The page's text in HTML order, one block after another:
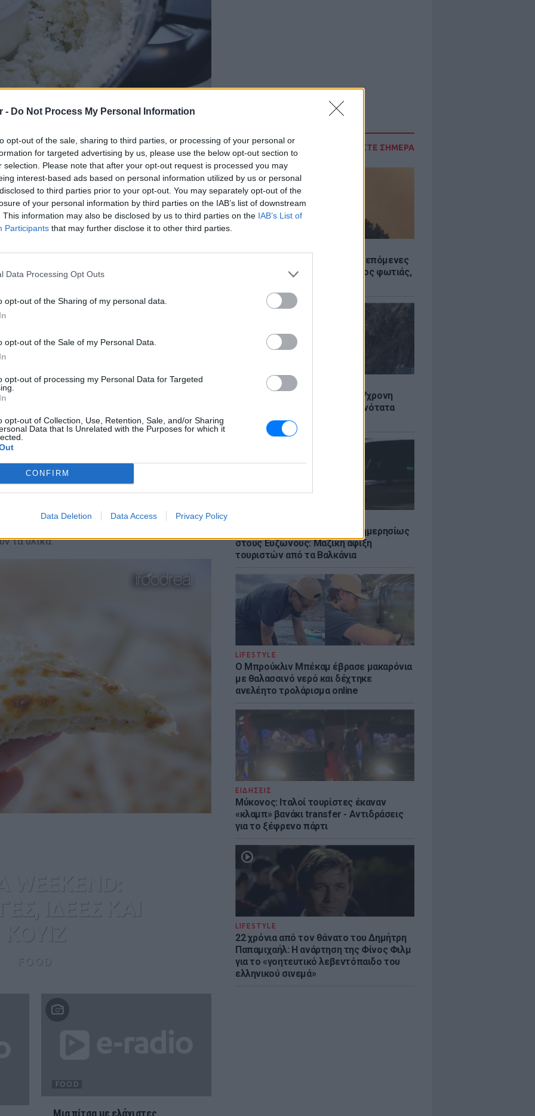
- Do Not Process My Personal Information
opt-out of the sale, sharing to third parties, or processing of your personal or
for targeted advertising by us, please use the below opt-out section to
selection. Please note that after your opt-out request is processed you may
interest-based ads based on personal information utilized by us or personal
to third parties prior to your opt-out. You may separately opt-out of the
of your personal information by third parties on the IAB’s list of downstream
This information may also be disclosed by us to third parties on the IAB’s List of
Participants that may further disclose it to other third parties.
Data Processing Opt Outs
opt-out of the Sharing of my personal data.
opt-out of the Sale of my Personal Data.
opt-out of processing my Personal Data for Targeted
opt-out of Collection, Use, Retention, Sale, and/or Sharing
Data that Is Unrelated with the Purposes for which it
CONFIRM
Data Deletion Data Access Privacy Policy
ΔΙΑΒΑΣΤΕ ΣΗΜΕΡΑ
Καιρός «hot – dry – windy» τις επόμενες
48 ώρες: Αυξημένος ο κίνδυνος φωτιάς,
συναγερμός σε 6 περιφέρειες
ΕΙΔΗΣΕΙΣ
Θρίλερ στον Λυκαβηττό: Σε 57χρονη
γυναίκα ανήκει η σορός - Πιθανότατα
έπεσε από ύψος
Πάνω από 45.000 διελεύσεις ημερησίως
στους Ευζώνους: Μαζική άφιξη
τουριστών από τα Βαλκάνια
LIFESTYLE
Ο Μπρούκλιν Μπέκαμ έβρασε μακαρόνια
με θαλασσινό νερό και δέχτηκε
ανελέητο τρολάρισμα online
ΕΙΔΗΣΕΙΣ
Μύκονος: Ιταλοί τουρίστες έκαναν
«κλαμπ» βανάκι transfer - Αντιδράσεις
για το ξέφρενο πάρτι
LIFESTYLE
22 χρόνια από τον θάνατο του Δημήτρη
Παπαμιχαήλ: Η ανάρτηση της Φίνος Φιλμ
για το «γοητευτικό λεβεντόπαιδο του
ελληνικού σινεμά»
μέχρι να γίνουν σαν ρύζι.
τριμμένα αμύγδαλα, 1 κ.σ.
αβγά, αλάτι και πιπέρι.
απλώστε το μείγμα σε χαρτί φούρνου
ή μέχρι να χρυσίσει. Έπειτα, ρίξτε
θέλετε και λαχανικά) και αφήστε το για
τα υλικά.
WEEKEND:
ΙΔΕΕΣ ΚΑΙ
ΚΟΥΙΖ
FOOD
FOOD
Μια πίτσα με ελάχιστες